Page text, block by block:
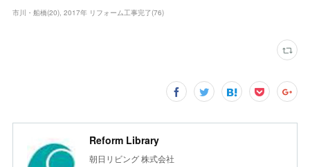
市川・船橋(20) 2017年 リフォーム工事完了(76)
Reform Library
朝日リビング 株式会社